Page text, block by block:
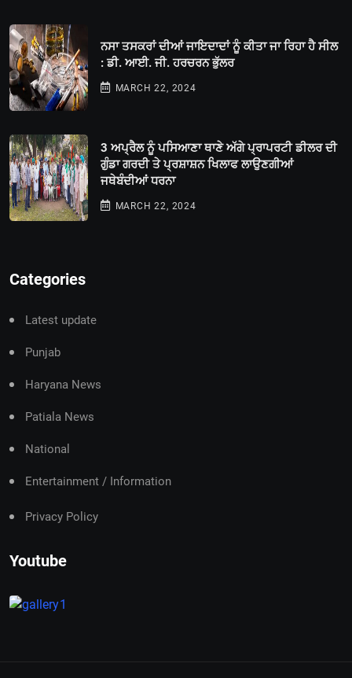
ਨਸਾ ਤਸਕਰਾਂ ਦੀਆਂ ਜਾਇਦਾਦਾਂ ਨੂੰ ਕੀਤਾ ਜਾ ਰਿਹਾ ਹੈ ਸੀਲ
: ਡੀ. ਆਈ. ਜੀ. ਹਰਚਰਨ ਭੁੱਲਰ
MARCH 22, 2024
3 ਅਪ੍ਰੈਲ ਨੂੰ ਪਸਿਆਣਾ ਥਾਣੇ ਅੱਗੇ ਪ੍ਰਾਪਰਟੀ ਡੀਲਰ ਦੀ
ਗੁੰਡਾ ਗਰਦੀ ਤੇ ਪ੍ਰਸ਼ਾਸ਼ਨ ਖਿਲਾਫ ਲਾਉਣਗੀਆਂ
ਜਥੇਬੰਦੀਆਂ ਧਰਨਾ
MARCH 22, 2024
Categories
Latest update
Punjab
Haryana News
Patiala News
National
Entertainment / Information
Privacy Policy
Youtube